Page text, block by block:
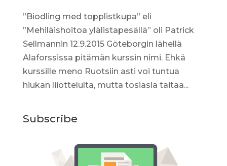
”Biodling med topplistkupa” eli
”Mehiläishoitoa ylälistapesällä” oli Patrick
Sellmannin 12.9.2015 Göteborgin lähellä
Alaforssissa pitämän kurssin nimi. Ehkä
kurssille meno Ruotsiin asti voi tuntua
hiukan liiottelulta, mutta tosiasia taitaa...
Subscribe